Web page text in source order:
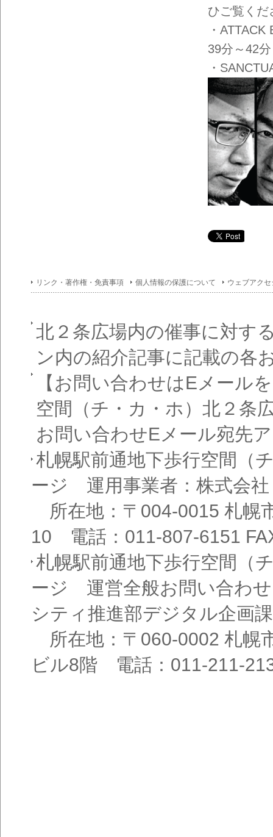
ひご覧くだ
・
39分～42分
・
リンク・著作権・免責事項 個人情報の保護について ウェブアク
北２条広場内の催事に対す
ン内の紹介記事に記載の各
【お問い合わせはEメール
空間（チ・カ・ホ）北２条
お問い合わせEメール宛先
札幌駅前通地下歩行空間（
ージ 運用事業者：株式会
所在地：〒004-0015 札幌
10 電話：011-807-6151
札幌駅前通地下歩行空間（
ージ 運営全般お問い合わ
シティ推進部デジタル企画課
所在地：〒060-0002 札幌
ビル8階 電話：011-211-